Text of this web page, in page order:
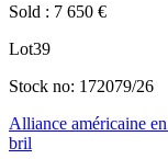
Sold : 7 650 €
Lot39
Stock no: 172079/26
Alliance américaine
bril